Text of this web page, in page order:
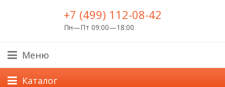
+7 (499) 112-08-42
Пн—Пт 09:00—18:00
Меню
Каталог